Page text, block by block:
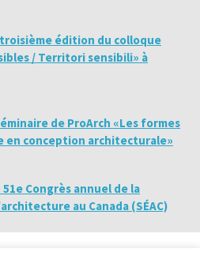
édition du colloque
/ Territori sensibili» à
de ProArch «Les formes
en conception architecturale»
Congrès annuel de la
au Canada (SÉAC)